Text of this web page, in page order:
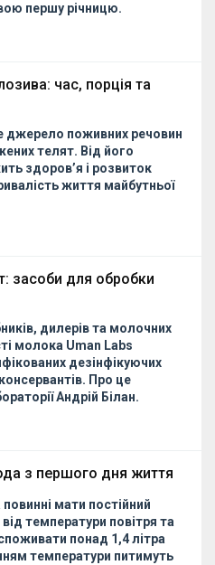
першу річницю.
час, порція та
джерело поживних речовин
телят. Від його
здоров’я і розвиток
життя майбутньої
засоби для обробки
дилерів та молочних
молока Uman Labs
дезінфікуючих
Про це
Андрій Білан.
з першого дня життя
мати постійний
температури повітря та
понад 1,4 літра
температури питимуть